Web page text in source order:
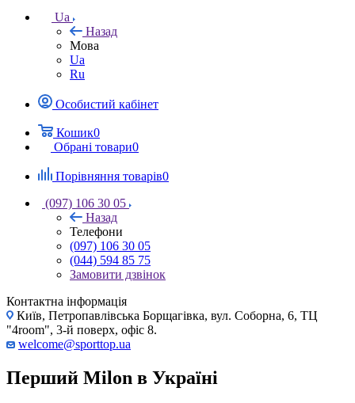
Ua
Назад
Мова
Ua
Ru
Особистий кабінет
Кошик0
Обрані товари0
Порівняння товарів0
(097) 106 30 05
Назад
Телефони
(097) 106 30 05
(044) 594 85 75
Замовити дзвінок
Контактна інформація
Київ, Петропавлівська Борщагівка, вул. Соборна, 6, ТЦ
"4room", 3-й поверх, офіс 8.
welcome@sporttop.ua
Перший Milon в Україні